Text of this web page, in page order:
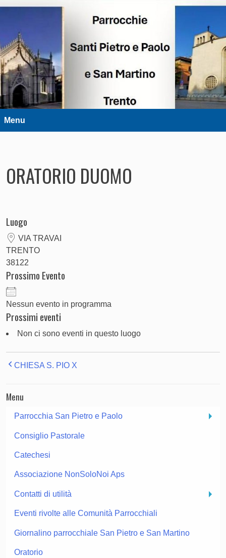
Parrocchie Santi Pietro e Paolo e
San Martino – Trento
DIOCESI DI TRENTO
Menu
ORATORIO DUOMO
Luogo
VIA TRAVAI
TRENTO
38122
Prossimo Evento
Nessun evento in programma
Prossimi eventi
Non ci sono eventi in questo luogo
CHIESA S. PIO X
Menu
Parrocchia San Pietro e Paolo
Consiglio Pastorale
Catechesi
Associazione NonSoloNoi Aps
Contatti di utilità
Eventi rivolte alle Comunità Parrocchiali
Giornalino parrocchiale San Pietro e San Martino
Oratorio